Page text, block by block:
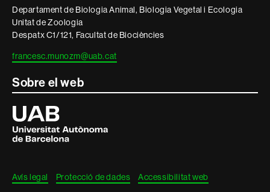
Departament de Biologia Animal, Biologia Vegetal i Ecologia
Unitat de Zoologia
Despatx C1/121, Facultat de Biociències
francesc.munozm@uab.cat
Sobre el web
Universitat
Autònoma
de
Barcelona
Avís legal Protecció de dades Accessibilitat web